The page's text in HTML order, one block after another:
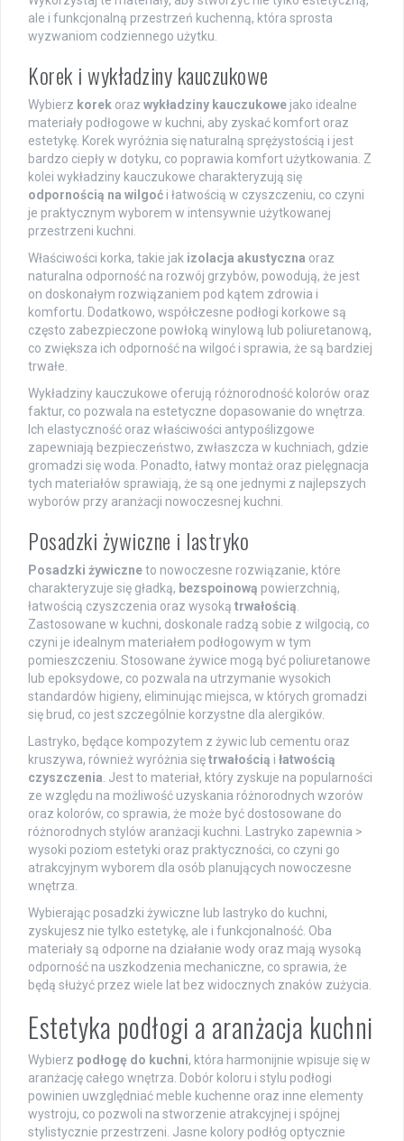
ale i funkcjonalną przestrzeń kuchenną, która sprosta
wyzwaniom codziennego użytku.
Korek i wykładziny kauczukowe
Wybierz korek oraz wykładziny kauczukowe jako idealne
materiały podłogowe w kuchni, aby zyskać komfort oraz
estetykę. Korek wyróżnia się naturalną sprężystością i jest
bardzo ciepły w dotyku, co poprawia komfort użytkowania. Z
kolei wykładziny kauczukowe charakteryzują się
odpornością na wilgoć i łatwością w czyszczeniu, co czyni
je praktycznym wyborem w intensywnie użytkowanej
przestrzeni kuchni.
Właściwości korka, takie jak izolacja akustyczna oraz
naturalna odporność na rozwój grzybów, powodują, że jest
on doskonałym rozwiązaniem pod kątem zdrowia i
komfortu. Dodatkowo, współczesne podłogi korkowe są
często zabezpieczone powłoką winylową lub poliuretanową,
co zwiększa ich odporność na wilgoć i sprawia, że są bardziej
trwałe.
Wykładziny kauczukowe oferują różnorodność kolorów oraz
faktur, co pozwala na estetyczne dopasowanie do wnętrza.
Ich elastyczność oraz właściwości antypoślizgowe
zapewniają bezpieczeństwo, zwłaszcza w kuchniach, gdzie
gromadzi się woda. Ponadto, łatwy montaż oraz pielęgnacja
tych materiałów sprawiają, że są one jednymi z najlepszych
wyborów przy aranżacji nowoczesnej kuchni.
Posadzki żywiczne i lastryko
Posadzki żywiczneto nowoczesne rozwiązanie, które
charakteryzuje się gładką, bezspoinową powierzchnią,
łatwością czyszczenia oraz wysoką trwałością.
Zastosowane w kuchni, doskonale radzą sobie z wilgocią, co
czyni je idealnym materiałem podłogowym w tym
pomieszczeniu. Stosowane żywice mogą być poliuretanowe
lub epoksydowe, co pozwala na utrzymanie wysokich
standardów higieny, eliminując miejsca, w których gromadzi
się brud, co jest szczególnie korzystne dla alergików.
Lastryko, będące kompozytem z żywic lub cementu oraz
kruszywa, również wyróżnia siętrwałością i łatwością
czyszczenia. Jest to materiał, który zyskuje na popularności
ze względu na możliwość uzyskania różnorodnych wzorów
oraz kolorów, co sprawia, że może być dostosowane do
różnorodnych stylów aranżacji kuchni. Lastryko zapewnia >
wysoki poziom estetyki oraz praktyczności, co czyni go
atrakcyjnym wyborem dla osób planujących nowoczesne
wnętrza.
Wybierając posadzki żywiczne lub lastryko do kuchni,
zyskujesz nie tylko estetykę, ale i funkcjonalność. Oba
materiały są odporne na działanie wody oraz mają wysoką
odporność na uszkodzenia mechaniczne, co sprawia, że
będą służyć przez wiele lat bez widocznych znaków zużycia.
Estetyka podłogi a aranżacja kuchni
Wybierz podłogę do kuchni, która harmonijnie wpisuje się w
aranżację całego wnętrza. Dobór koloru i stylu podłogi
powinien uwzględniać meble kuchenne oraz inne elementy
wystroju, co pozwoli na stworzenie atrakcyjnej i spójnej
stylistycznie przestrzeni. Jasne kolory podłóg optycznie